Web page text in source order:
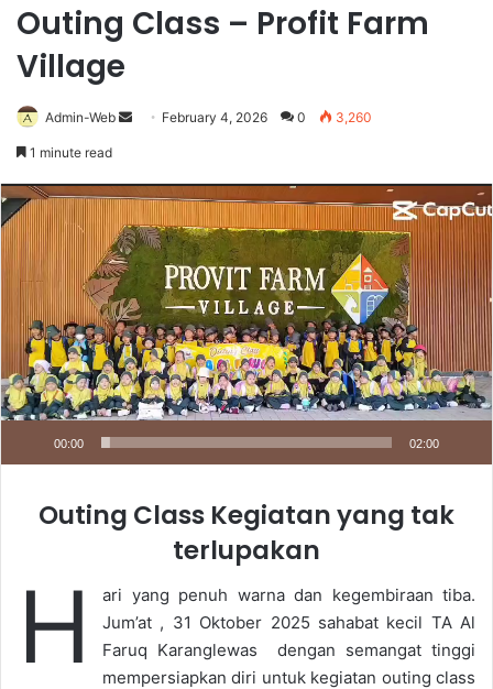
Outing Class – Profit Farm
Village
Admin-Web
SendFebruary 4, 2026 0 3,260
1 minute read
Video
Player
00:00 02:00
Outing Class Kegiatan yang tak
terlupakan
H
ari yang penuh warna dan kegembiraan tiba.
Jum’at , 31 Oktober 2025 sahabat kecil TA Al
Faruq Karanglewas dengan semangat tinggi
mempersiapkan diri untuk kegiatan outing class